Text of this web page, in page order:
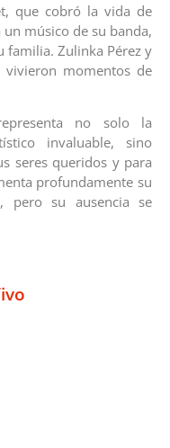
que cobró la vida de
músico de su banda,
familia. Zulinka Pérez y
vivieron momentos de
no solo la
invaluable, sino
seres queridos y para
profundamente su
pero su ausencia se